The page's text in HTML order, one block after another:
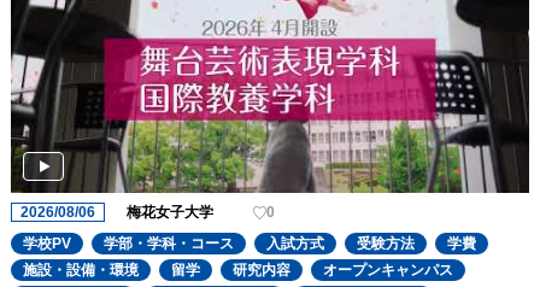
2026/08/06 梅花女子大学
0
学校PV
学部・学科・コース 入試方式 受験方法
学費
施設・設備・環境
留学 研究内容
オープンキャンパス